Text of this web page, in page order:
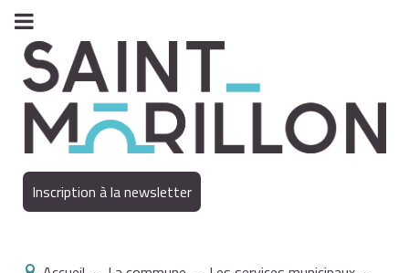
Inscription à la newsletter